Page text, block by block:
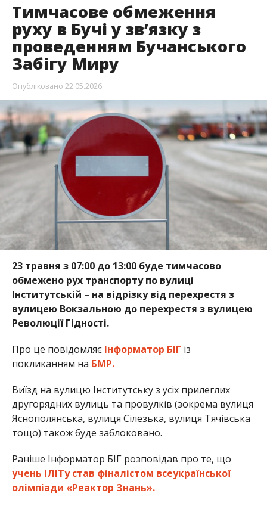
Тимчасове обмеження
руху в Бучі у зв’язку з
проведенням Бучанського
Забігу Миру
Опубліковано 22.05.2026
23 травня з 07:00 до 13:00 буде тимчасово
обмежено рух транспорту по вулиці
Інститутській – на відрізку від перехрестя з
вулицею Вокзальною до перехрестя з вулицею
Революції Гідності.
Про це повідомляє Інформатор БІГ із
покликанням на БМР.
Виїзд на вулицю Інститутську з усіх прилеглих
другорядних вулиць та провулків (зокрема вулиця
Яснополянська, вулиця Сілезька, вулиця Тячівська
тощо) також буде заблоковано.
Раніше Інформатор БІГ розповідав про те, що
учень ІЛІТу став фіналістом всеукраїнської
олімпіади «Реактор Знань».